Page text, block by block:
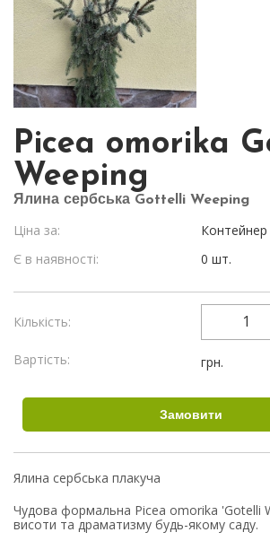
Picea omorika
Weeping
Ялина сербська Gottelli Weeping
Ціна за:
Є в наявності:
0 шт.
Кількість:
Вартість: грн.
Ялина сербська плакуча
Чудова формальна Picea omorika 'Gotelli
висоти та драматизму будь-якому саду.